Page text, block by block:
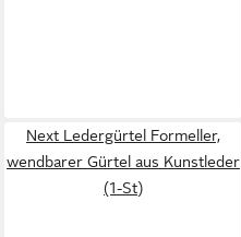
Next Ledergürtel Formeller,
wendbarer Gürtel aus Kunstleder
(1-St)